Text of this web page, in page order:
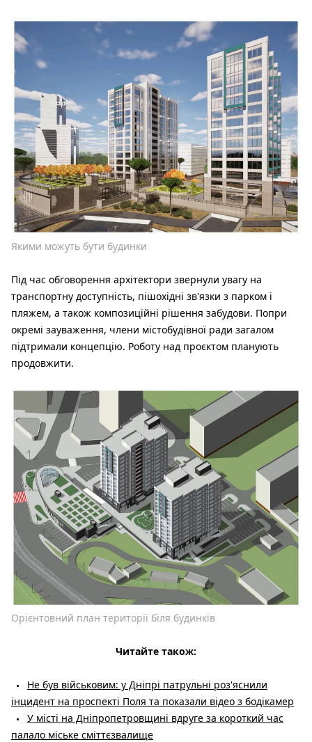
Якими можуть бути будинки
Під час обговорення архітектори звернули увагу на
транспортну доступність, пішохідні зв'язки з парком і
пляжем, а також композиційні рішення забудови. Попри
окремі зауваження, члени містобудівної ради загалом
підтримали концепцію. Роботу над проєктом планують
продовжити.
Орієнтовний план території біля будинків
Читайте також:
Не був військовим: у Дніпрі патрульні роз'яснили
інцидент на проспекті Поля та показали відео з бодікамер
У місті на Дніпропетровщині вдруге за короткий час
палало міське сміттєзвалище